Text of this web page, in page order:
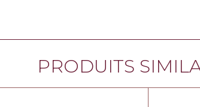
PRODUITS